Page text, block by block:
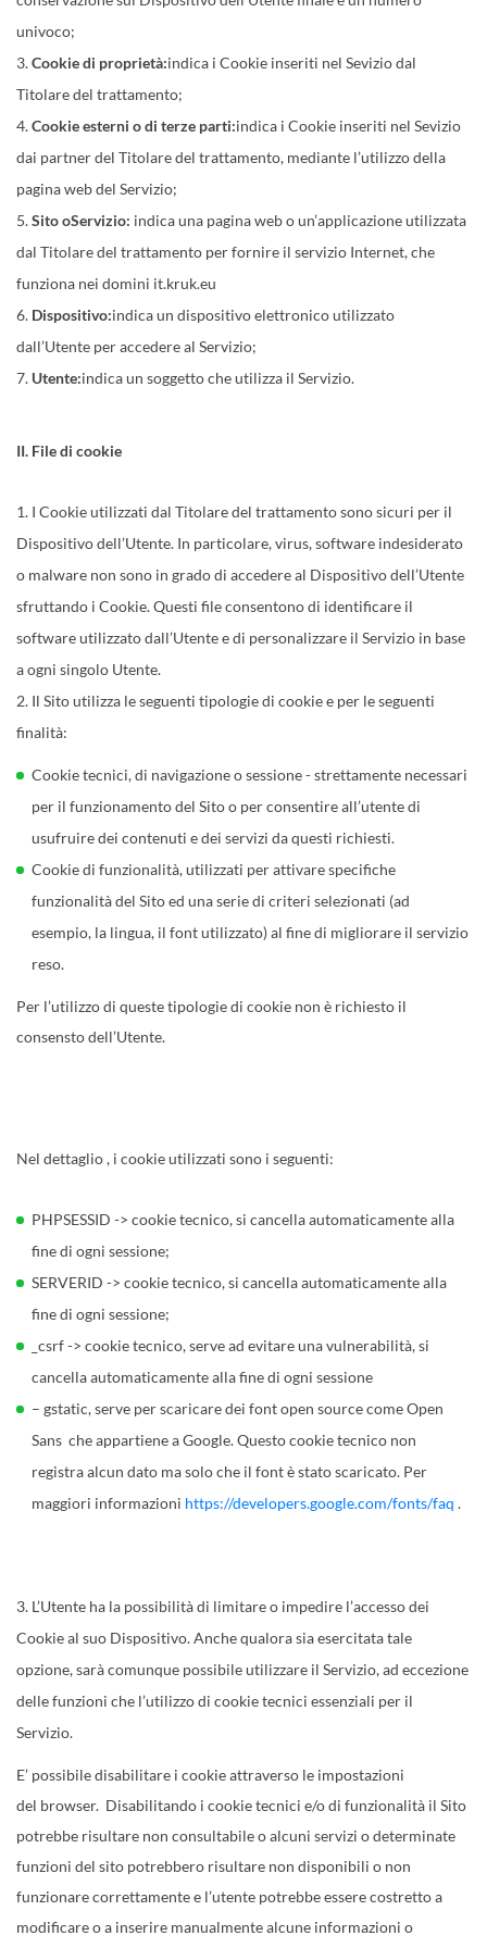
univoco;
Cookie di proprietà:indica i Cookie inseriti nel Sevizio dal
Titolare del trattamento;
Cookie esterni o di terze parti:indica i Cookie inseriti nel Sevizio
dai partner del Titolare del trattamento, mediante l’utilizzo della
pagina web del Servizio;
Sito oServizio: indica una pagina web o un’applicazione utilizzata
dal Titolare del trattamento per fornire il servizio Internet, che
funziona nei domini it.kruk.eu
Dispositivo:indica un dispositivo elettronico utilizzato
dall’Utente per accedere al Servizio;
Utente:indica un soggetto che utilizza il Servizio.
II. File di cookie
I Cookie utilizzati dal Titolare del trattamento sono sicuri per il
Dispositivo dell’Utente. In particolare, virus, software indesiderato
o malware non sono in grado di accedere al Dispositivo dell’Utente
sfruttando i Cookie. Questi file consentono di identificare il
software utilizzato dall’Utente e di personalizzare il Servizio in base
a ogni singolo Utente.
Il Sito utilizza le seguenti tipologie di cookie e per le seguenti
finalità:
Cookie tecnici, di navigazione o sessione - strettamente necessari
per il funzionamento del Sito o per consentire all’utente di
usufruire dei contenuti e dei servizi da questi richiesti.
Cookie di funzionalità, utilizzati per attivare specifiche
funzionalità del Sito ed una serie di criteri selezionati (ad
esempio, la lingua, il font utilizzato) al fine di migliorare il servizio
reso.
Per l’utilizzo di queste tipologie di cookie non è richiesto il
consensto dell’Utente.
Nel dettaglio , i cookie utilizzati sono i seguenti:
PHPSESSID -> cookie tecnico, si cancella automaticamente alla
fine di ogni sessione;
SERVERID -> cookie tecnico, si cancella automaticamente alla
fine di ogni sessione;
_csrf -> cookie tecnico, serve ad evitare una vulnerabilità, si
cancella automaticamente alla fine di ogni sessione
– gstatic, serve per scaricare dei font open source come Open
Sans che appartiene a Google. Questo cookie tecnico non
registra alcun dato ma solo che il font è stato scaricato. Per
maggiori informazioni https://developers.google.com/fonts/faq .
L’Utente ha la possibilità di limitare o impedire l’accesso dei
Cookie al suo Dispositivo. Anche qualora sia esercitata tale
opzione, sarà comunque possibile utilizzare il Servizio, ad eccezione
delle funzioni che l’utilizzo di cookie tecnici essenziali per il
Servizio.
E’ possibile disabilitare i cookie attraverso le impostazioni
del browser. Disabilitando i cookie tecnici e/o di funzionalità il Sito
potrebbe risultare non consultabile o alcuni servizi o determinate
funzioni del sito potrebbero risultare non disponibili o non
funzionare correttamente e l’utente potrebbe essere costretto a
modificare o a inserire manualmente alcune informazioni o